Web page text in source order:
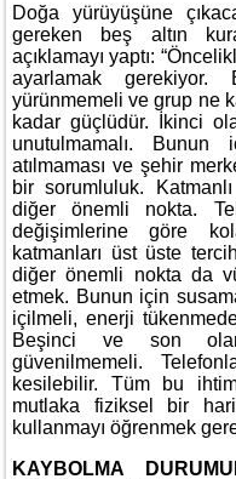
Doğa yürüyüşüne
gereken beş altın
açıklamayı yaptı:
ayarlamak
yürünmemeli ve grup ne
kadar güçlüdür. İkinci
unutulmamalı.
atılmaması ve şehir
bir sorumluluk.
diğer önemli nokta.
değişimlerine göre
katmanları üst üste
diğer önemli nokta da
etmek. Bunun için
içilmeli, enerji
Beşinci ve son
güvenilmemeli.
kesilebilir. Tüm bu
mutlaka fiziksel bir
kullanmayı öğrenmek
KAYBOLMA